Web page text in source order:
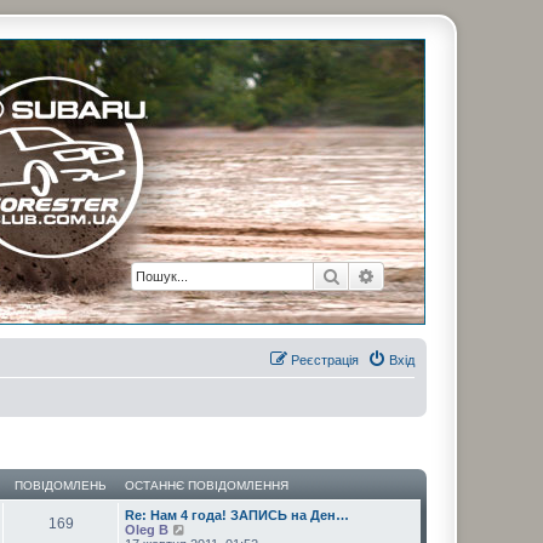
ПошукРозширений пошук
Присоединяйтесь. Think. Feel. Drive.
Вхід
Реєстрація
ПОВІДОМЛЕНЬ ОСТАННЄ ПОВІДОМЛЕННЯ
169
Re: Нам 4 года! ЗАПИСЬ на Ден…
Oleg B